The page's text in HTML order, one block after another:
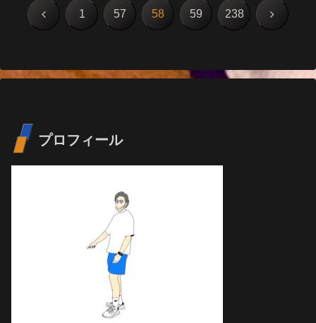
前 1 57 58 59 238 次
プロフィール